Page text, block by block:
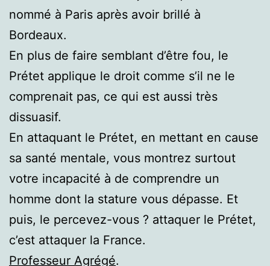
nommé à Paris après avoir brillé à
Bordeaux.
En plus de faire semblant d’être fou, le
Prétet applique le droit comme s’il ne le
comprenait pas, ce qui est aussi très
dissuasif.
En attaquant le Prétet, en mettant en cause
sa santé mentale, vous montrez surtout
votre incapacité à de comprendre un
homme dont la stature vous dépasse. Et
puis, le percevez-vous ? attaquer le Prétet,
c’est attaquer la France.
Professeur Agrégé.